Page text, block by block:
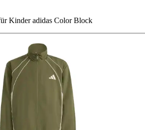
Kinder adidas Color Block